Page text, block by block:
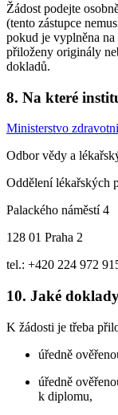
Žádost podejte
(tento zástupce
pokud je vyplněna
přiloženy originály
dokladů.
8. Na které
Ministerstvo
Odbor vědy a
Oddělení lékařských
Palackého náměstí 4
128 01 Praha 2
tel.: +420 224 972
10. Jaké
K žádosti je třeba
úředně
úředně
k diplomu,